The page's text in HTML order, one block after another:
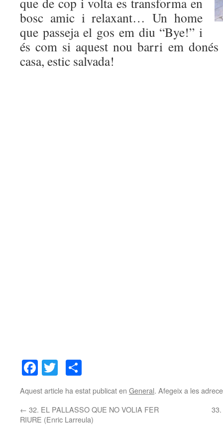
bosc amic i relaxant… Un home
que passeja el gos em diu “Bye!” i
és com si aquest nou barri em
casa, estic salvada!
Facebook
Twitter
Aquest article ha estat publicat en General. Afegeix a les
← 32. EL PALLASSO QUE NO VOLIA FER
RIURE (Enric Larreula)